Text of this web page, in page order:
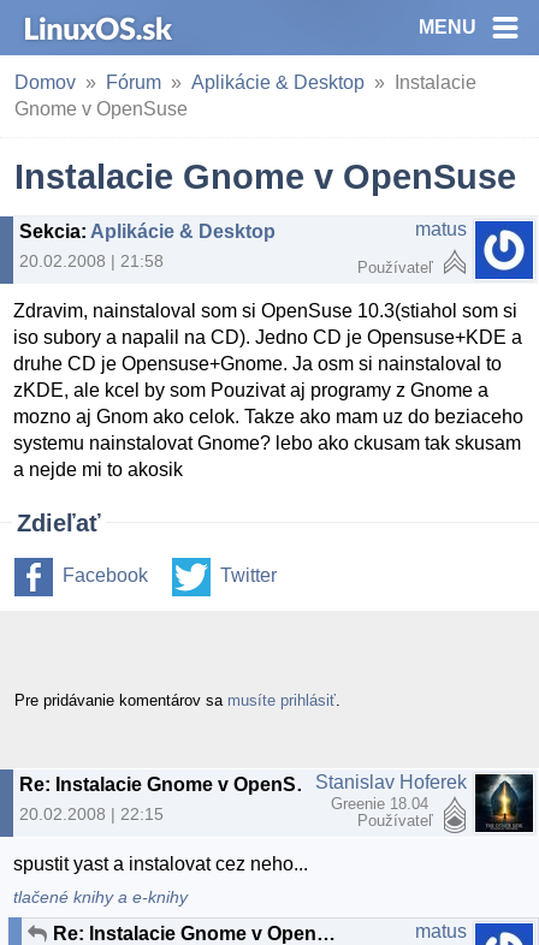
MENU
Domov Fórum Aplikácie & Desktop
Instalacie
Gnome v OpenSuse
Instalacie Gnome v OpenSuse
Sekcia: Aplikácie & Desktop
20.02.2008 | 21:58
matus
Používateľ
Zdravim, nainstaloval som si OpenSuse 10.3(stiahol som si
iso subory a napalil na CD). Jedno CD je Opensuse+KDE a
druhe CD je Opensuse+Gnome. Ja osm si nainstaloval to
zKDE, ale kcel by som Pouzivat aj programy z Gnome a
mozno aj Gnom ako celok. Takze ako mam uz do beziaceho
systemu nainstalovat Gnome? lebo ako ckusam tak skusam
a nejde mi to akosik
Zdieľať
Facebook Twitter
Pre pridávanie komentárov sa musíte prihlásiť
Re: Instalacie Gnome v OpenSuse
20.02.2008 | 22:15
Stanislav Hoferek
Greenie 18.04
Používateľ
spustit yast a instalovat cez neho...
tlačené knihy a e-knihy
Re: Instalacie Gnome v OpenSuse matus